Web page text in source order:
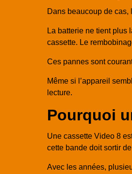
Dans beaucoup de cas,
La batterie ne tient plus
cassette. Le
Ces pannes sont
Même si l’appareil
lecture.
Pourquoi
Une cassette Video 8
cette bande doit sortir
Avec les années,